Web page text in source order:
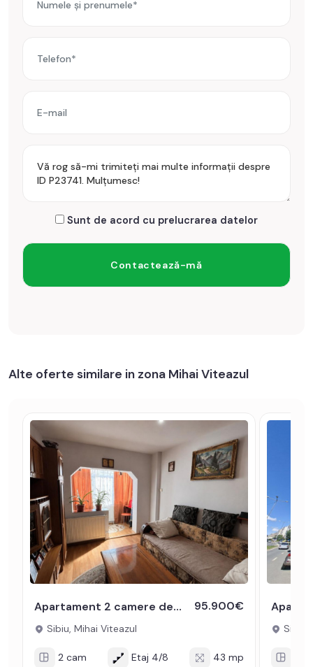
Prețul este de 86.990€
Sunt de acord cu prelucrarea datelor
Alte oferte similare in zona Mihai Viteazul
Apartament 2 camere de vanzare 43mpu zona Mihai Viteazul 95.900€
Sibiu, Mihai Viteazul
2 cam Etaj 4/8 43 mp
Sibiu,